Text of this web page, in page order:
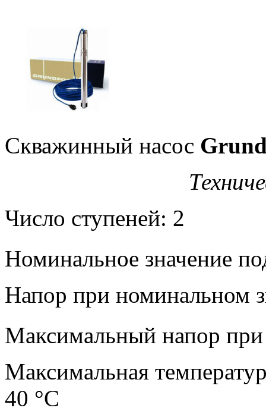
Скважинный насос
Число ступеней: 2
Номинальное значение
Напор при номинальном
Максимальный напор
Максимальная
40 °С